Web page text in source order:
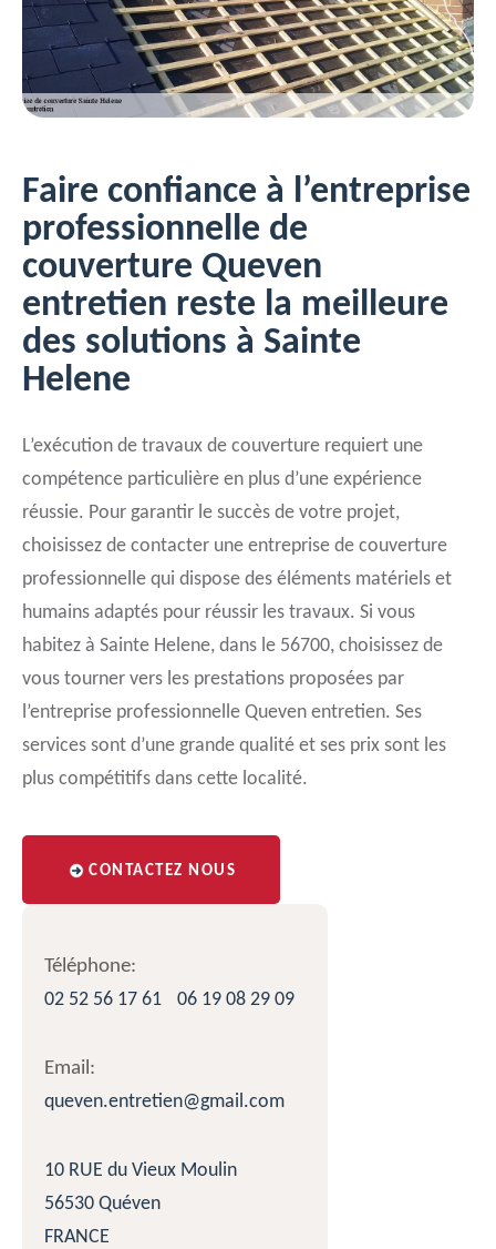
Faire confiance à l’entreprise
professionnelle de
couverture Queven
entretien reste la meilleure
des solutions à Sainte
Helene
L’exécution de travaux de couverture requiert une
compétence particulière en plus d’une expérience
réussie. Pour garantir le succès de votre projet,
choisissez de contacter une entreprise de couverture
professionnelle qui dispose des éléments matériels et
humains adaptés pour réussir les travaux. Si vous
habitez à Sainte Helene, dans le 56700, choisissez de
vous tourner vers les prestations proposées par
l’entreprise professionnelle Queven entretien. Ses
services sont d’une grande qualité et ses prix sont les
plus compétitifs dans cette localité.
CONTACTEZ NOUS
Téléphone:
02 52 56 17 61
06 19 08 29 09
Email:
queven.entretien@gmail.com
10 RUE du Vieux Moulin
56530 Quéven
FRANCE